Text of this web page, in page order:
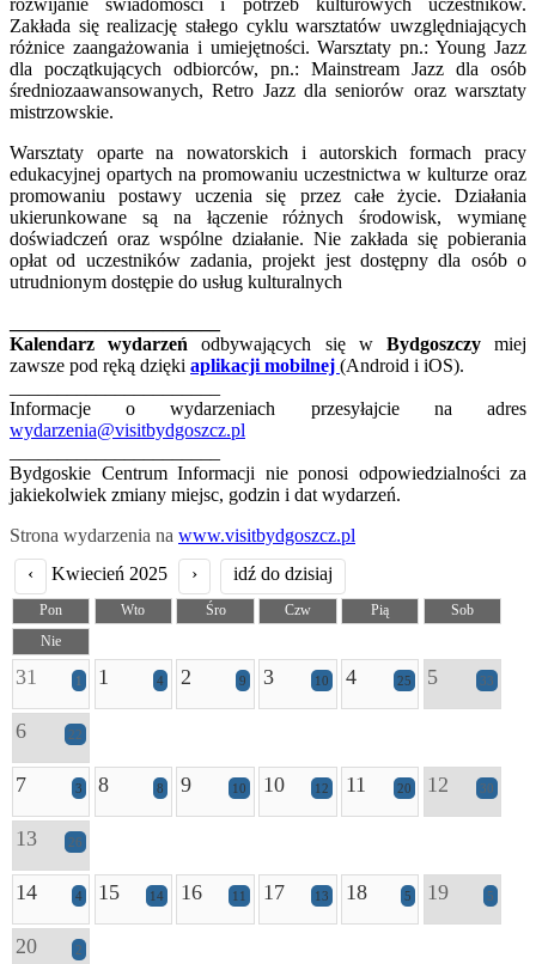
rozwijanie świadomości i potrzeb kulturowych uczestników.
Zakłada się realizację stałego cyklu warsztatów uwzględniających
różnice zaangażowania i umiejętności. Warsztaty pn.: Young Jazz
dla początkujących odbiorców, pn.: Mainstream Jazz dla osób
średniozaawansowanych, Retro Jazz dla seniorów oraz warsztaty
mistrzowskie.
Warsztaty oparte na nowatorskich i autorskich formach pracy
edukacyjnej opartych na promowaniu uczestnictwa w kulturze oraz
promowaniu postawy uczenia się przez całe życie. Działania
ukierunkowane są na łączenie różnych środowisk, wymianę
doświadczeń oraz wspólne działanie. Nie zakłada się pobierania
opłat od uczestników zadania, projekt jest dostępny dla osób o
utrudnionym dostępie do usług kulturalnych
Kalendarz wydarzeńodbywających się w Bydgoszczymiej
zawsze pod ręką dzięki aplikacji mobilnej (Android i iOS).
Informacje o wydarzeniach przesyłajcie na adres
wydarzenia@visitbydgoszcz.pl
Bydgoskie Centrum Informacji nie ponosi odpowiedzialności za
jakiekolwiek zmiany miejsc, godzin i dat wydarzeń.
Strona wydarzenia na www.visitbydgoszcz.pl
‹
Kwiecień 2025 › idź do dzisiaj
Pon Wto Śro Czw Pią
Sob
Nie
31 1 1 4 2 9 3 10 4 25 5 33
6 22
7 3 8 8 9 10 10 12 11 20 12 30
13 26
14 4 15 14 16 11 17 13 18 5 19 5
20 2